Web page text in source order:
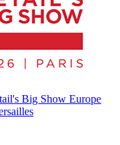
Big Show Europe